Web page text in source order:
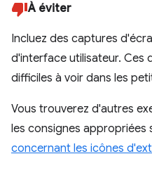
À éviter
Incluez des captures
d'interface utilisateur. Ces
difficiles à voir dans les
Vous trouverez d'autres
les consignes appropriées
concernant les icônes